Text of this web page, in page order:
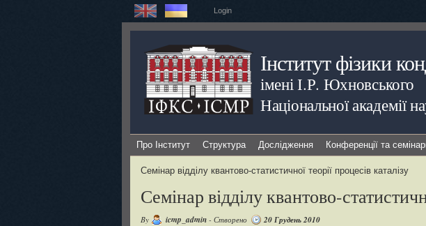
Login
Інститут фізики
імені І.Р. Юхновського
Національної академії
Про Інститут Структура Дослідження Конференції та
Семінар відділу квантово-статистичної теорії процесів каталізу
Семінар відділу квантово-
By icmp_admin - Створено 20 Грудень 2010